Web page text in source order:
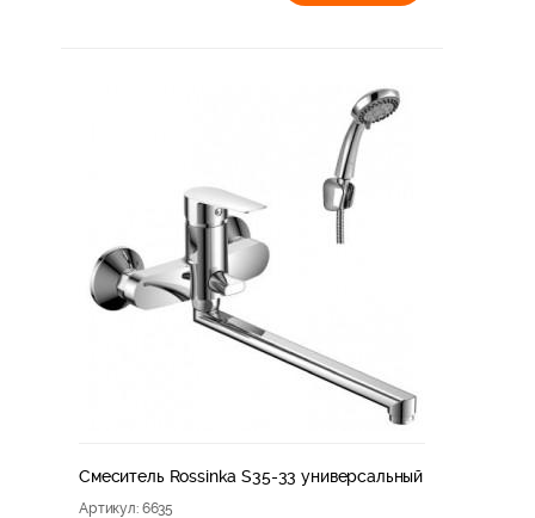
Смеситель Rossinka S35-33 универсальный
Артикул: 6635